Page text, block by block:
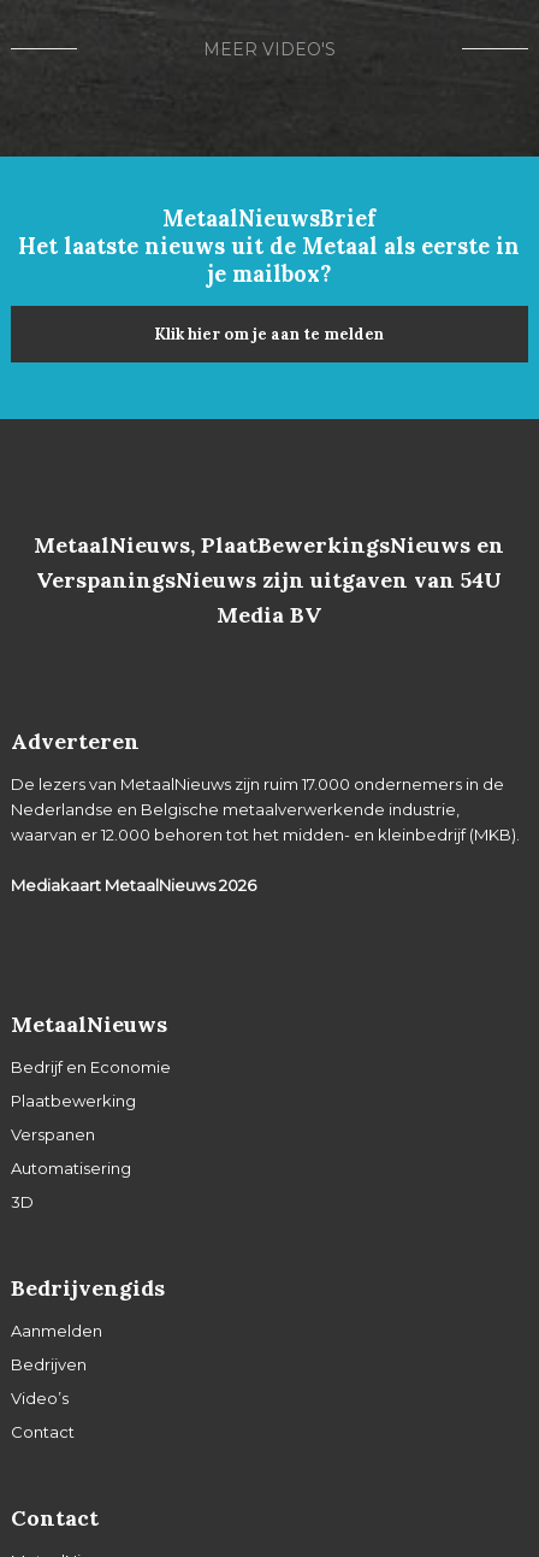
MEER VIDEO'S
MetaalNieuwsBrief
Het laatste nieuws uit de Metaal als eerste in
je mailbox?
Klik hier om je aan te melden
MetaalNieuws, PlaatBewerkingsNieuws en
VerspaningsNieuws zijn uitgaven van 54U
Media BV
Adverteren
De lezers van MetaalNieuws zijn ruim 17.000 ondernemers in de
Nederlandse en Belgische metaalverwerkende industrie,
waarvan er 12.000 behoren tot het midden- en kleinbedrijf (MKB).
Mediakaart MetaalNieuws2026
MetaalNieuws
Bedrijf en Economie
Plaatbewerking
Verspanen
Automatisering
3D
Bedrijvengids
Aanmelden
Bedrijven
Video’s
Contact
Contact